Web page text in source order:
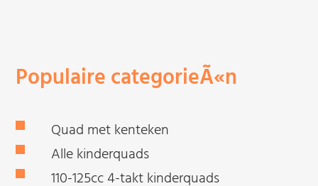
Populaire categorieÃ«n
Quad met kenteken
Alle kinderquads
110-125cc 4-takt kinderquads